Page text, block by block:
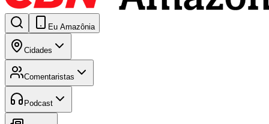
Eu Amazônia
Cidades
Comentaristas
Podcast